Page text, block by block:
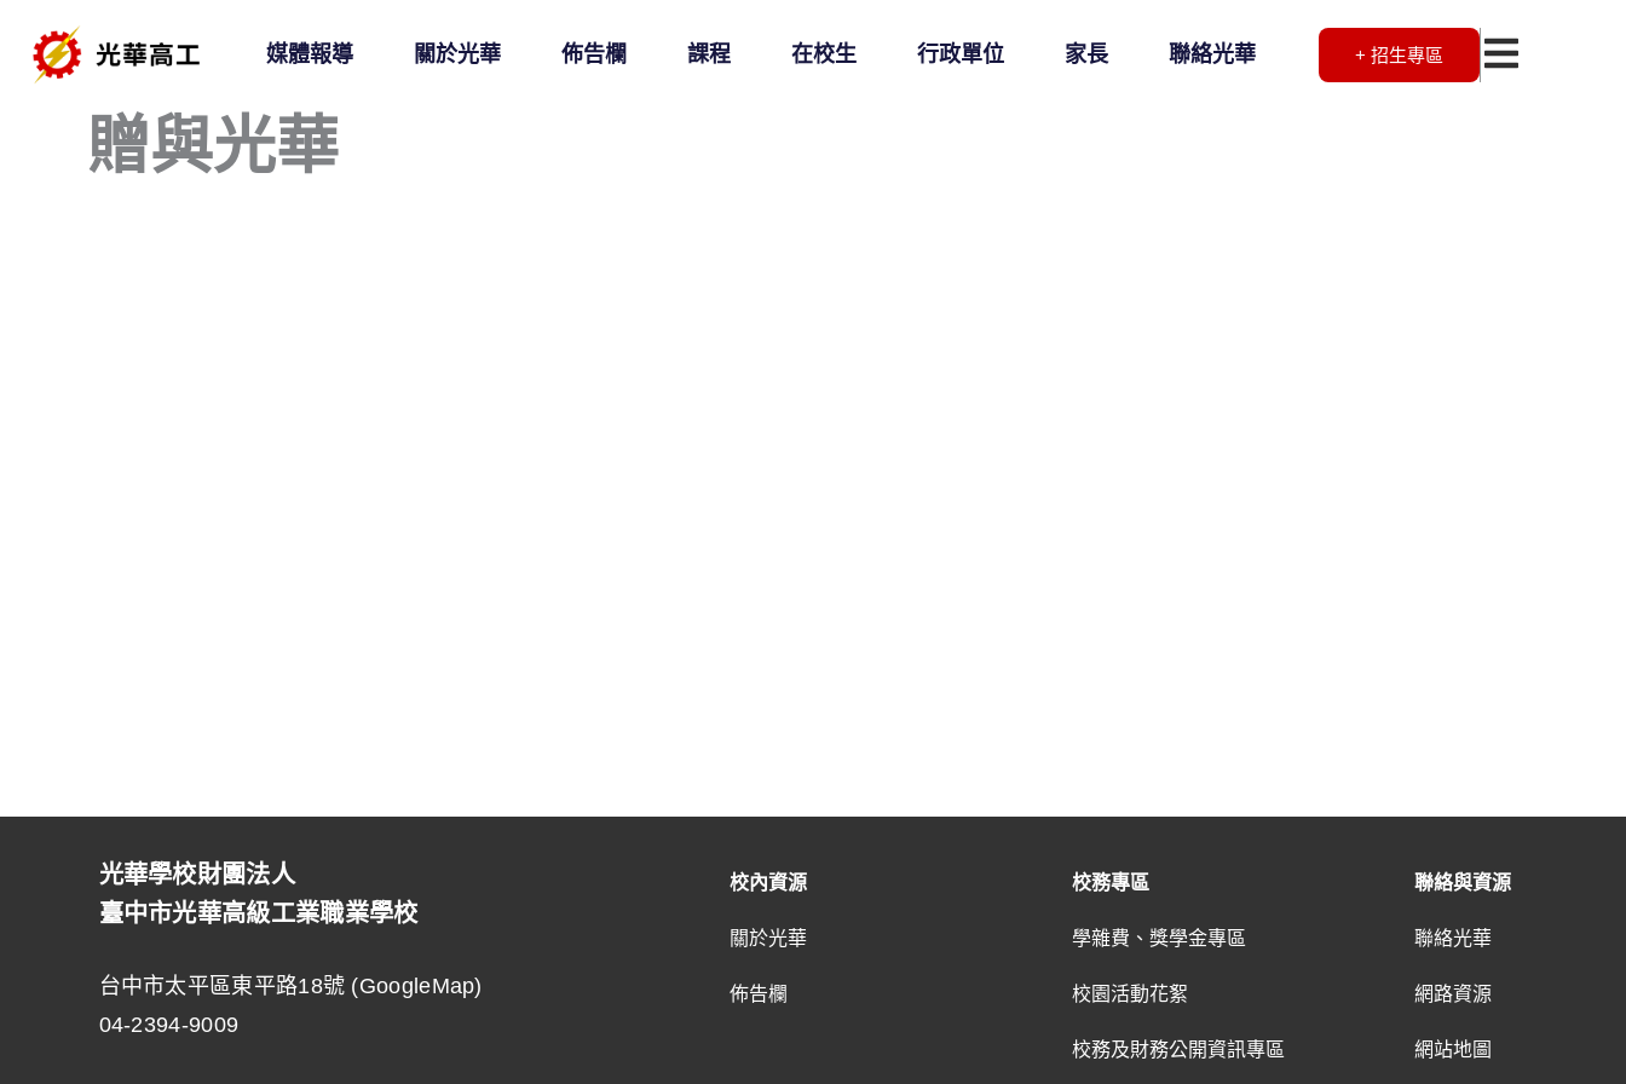
媒體報導 關於光華 佈告欄 課程 在校生 行政單位 家長 聯絡光華 + 招生專區
贈與光華
光華學校財團法人
臺中市光華高級工業職業學校
台中市太平區東平路18號 (GoogleMap)
04-2394-9009
校內資源
關於光華
佈告欄
校務專區
學雜費、獎學金專區
校園活動花絮
校務及財務公開資訊專區
聯絡與資源
聯絡光華
網路資源
網站地圖